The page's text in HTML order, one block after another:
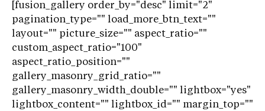
[fusion_gallery order_by="desc" limit="2"
pagination_type="" load_more_btn_text=""
layout="" picture_size="" aspect_ratio=""
custom_aspect_ratio="100"
aspect_ratio_position=""
gallery_masonry_grid_ratio=""
gallery_masonry_width_double="" lightbox="yes"
lightbox_content="" lightbox_id="" margin_top=""